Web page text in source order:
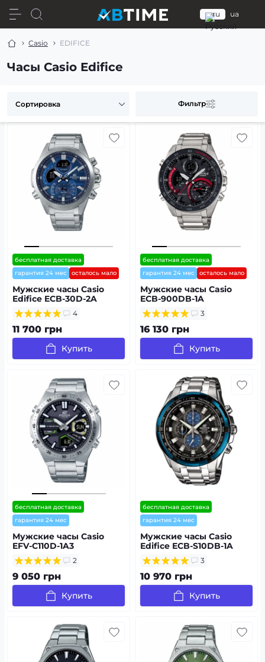
ru ua
Casio EDIFICE
Часы Casio Edifice
Фильтр
бесплатная доставка
гарантия 24 мес
осталось мало
Мужские часы Casio
Edifice ECB-30D-2A
4
11 700 грн
Купить
бесплатная доставка
гарантия 24 мес
осталось мало
Мужские часы Casio
ECB-900DB-1A
3
16 130 грн
Купить
бесплатная доставка
гарантия 24 мес
Мужские часы Casio
EFV-C110D-1A3
2
9 050 грн
Купить
бесплатная доставка
гарантия 24 мес
Мужские часы Casio
Edifice ECB-S10DB-1A
3
10 970 грн
Купить